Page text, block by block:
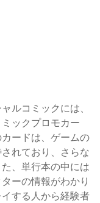
ルコミックには、
ックプロモカー
ードは、ゲームの
れており、さらな
、単行本の中には
ーの情報がわかり
する人から経験者